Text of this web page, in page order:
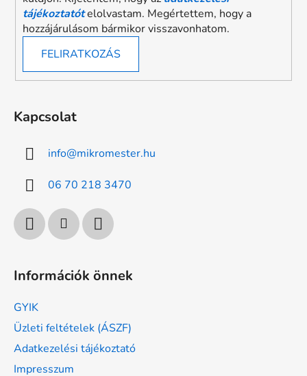
tájékoztatótelolvastam. Megértettem, hogy a
hozzájárulásom bármikor visszavonhatom.
FELIRATKOZÁS
Kapcsolat
info@mikromester.hu
06 70 218 3470
Információk önnek
GYIK
Üzleti feltételek (ÁSZF)
Adatkezelési tájékoztató
Impresszum